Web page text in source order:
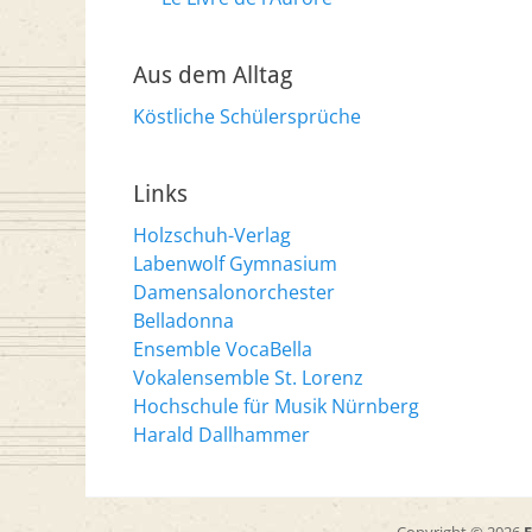
Aus dem Alltag
Köstliche Schülersprüche
Links
Holzschuh-Verlag
Labenwolf Gymnasium
Damensalonorchester
Belladonna
Ensemble VocaBella
Vokalensemble St. Lorenz
Hochschule für Musik Nürnberg
Harald Dallhammer